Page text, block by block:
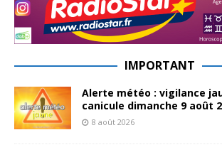
IMPORTANT
Alerte météo : vigilance
canicule dimanche 9 août
8 août 2026